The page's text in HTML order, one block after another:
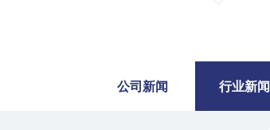
公司新闻 行业新闻